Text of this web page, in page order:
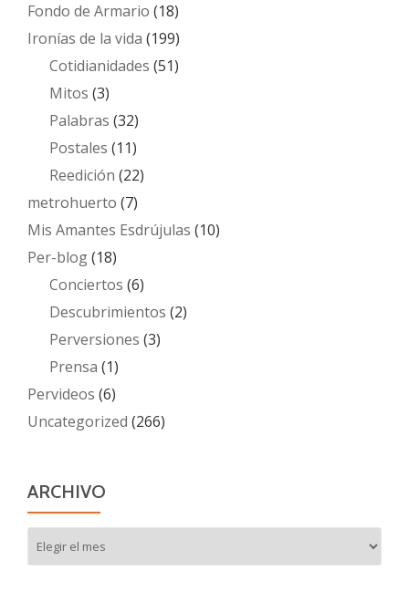
Fondo de Armario (18)
Ironías de la vida (199)
Cotidianidades (51)
Mitos (3)
Palabras (32)
Postales (11)
Reedición (22)
metrohuerto (7)
Mis Amantes Esdrújulas (10)
Per-blog(18)
Conciertos (6)
Descubrimientos (2)
Perversiones (3)
Prensa (1)
Pervideos (6)
Uncategorized (266)
ARCHIVO